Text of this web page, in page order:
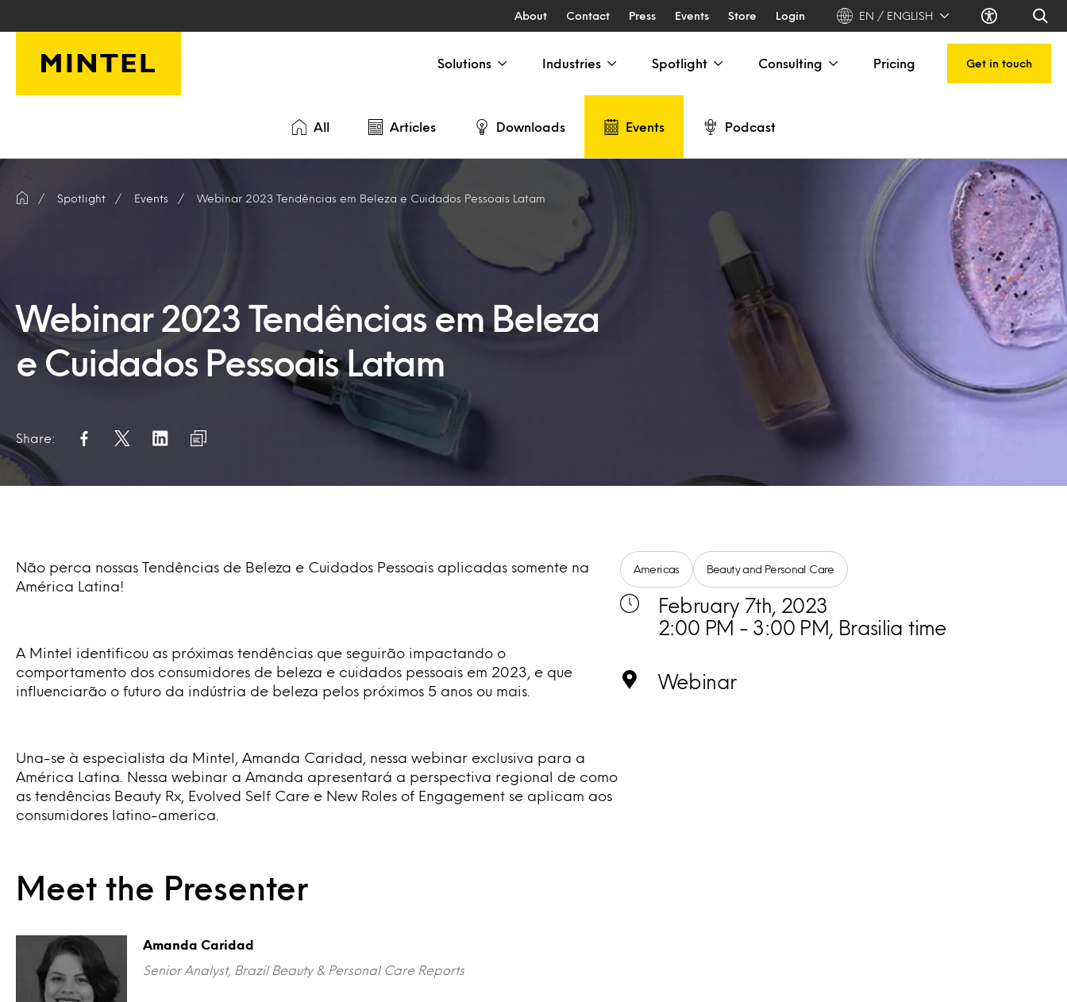
About Contact Press Events Store Login EN / ENGLISH
Solutions Industries Spotlight Consulting Pricing Get in touch
All Articles Downloads Events Podcast
Spotlight Events Webinar 2023 Tendências em Beleza e Cuidados Pessoais Latam
Webinar 2023 Tendências em Beleza
e Cuidados Pessoais Latam
Share:
Não perca nossas Tendências de Beleza e Cuidados Pessoais aplicadas somente na
América Latina!
A Mintel identificou as próximas tendências que seguirão impactando o
comportamento dos consumidores de beleza e cuidados pessoais em 2023, e que
influenciarão o futuro da indústria de beleza pelos próximos 5 anos ou mais.
Una-se à especialista da Mintel, Amanda Caridad, nessa webinar exclusiva para a
América Latina. Nessa webinar a Amanda apresentará a perspectiva regional de como
as tendências Beauty Rx, Evolved Self Care e New Roles of Engagement se aplicam aos
consumidores latino-america.
Meet the Presenter
Amanda Caridad
Senior Analyst, Brazil Beauty & Personal Care Reports
Americas Beauty and Personal Care
February 7th, 2023
2:00 PM - 3:00 PM, Brasilia time
Webinar